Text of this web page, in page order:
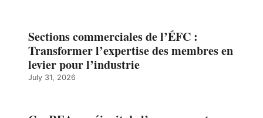
Sections commerciales de l’ÉFC :
Transformer l’expertise des membres en
levier pour l’industrie
July 31, 2026